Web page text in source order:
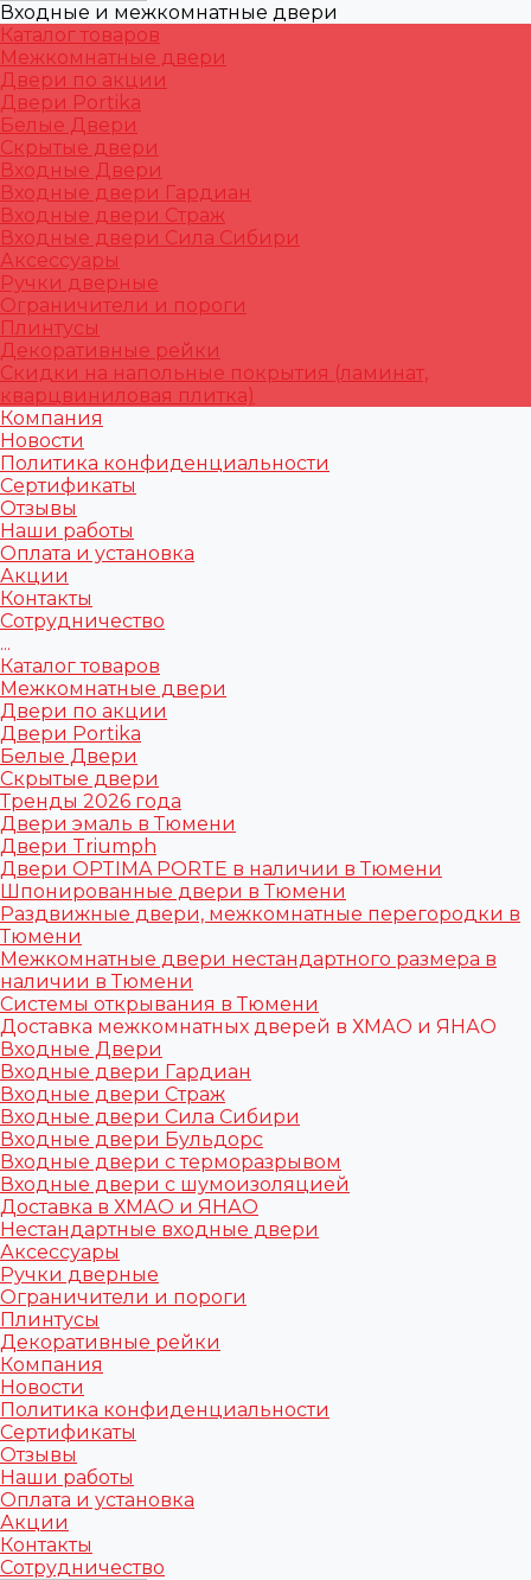
Входные и межкомнатные двери
Каталог товаров
Межкомнатные двери
Двери по акции
Двери Portika
Белые Двери
Скрытые двери
Входные Двери
Входные двери Гардиан
Входные двери Страж
Входные двери Сила Сибири
Аксессуары
Ручки дверные
Ограничители и пороги
Плинтусы
Декоративные рейки
Скидки на напольные покрытия (ламинат,
кварцвиниловая плитка)
Компания
Новости
Политика конфиденциальности
Сертификаты
Отзывы
Наши работы
Оплата и установка
Акции
Контакты
Сотрудничество
...
Каталог товаров
Межкомнатные двери
Двери по акции
Двери Portika
Белые Двери
Скрытые двери
Тренды 2026 года
Двери эмаль в Тюмени
Двери Triumph
Двери OPTIMA PORTE в наличии в Тюмени
Шпонированные двери в Тюмени
Раздвижные двери, межкомнатные перегородки в
Тюмени
Межкомнатные двери нестандартного размера в
наличии в Тюмени
Системы открывания в Тюмени
Доставка межкомнатных дверей в ХМАО и ЯНАО
Входные Двери
Входные двери Гардиан
Входные двери Страж
Входные двери Сила Сибири
Входные двери Бульдорс
Входные двери с терморазрывом
Входные двери с шумоизоляцией
Доставка в ХМАО и ЯНАО
Нестандартные входные двери
Аксессуары
Ручки дверные
Ограничители и пороги
Плинтусы
Декоративные рейки
Компания
Новости
Политика конфиденциальности
Сертификаты
Отзывы
Наши работы
Оплата и установка
Акции
Контакты
Сотрудничество